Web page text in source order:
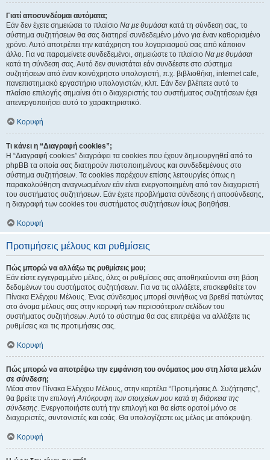
Γιατί αποσυνδέομαι αυτόματα;
Εάν δεν έχετε σημειώσει το πλαίσιο Να με θυμάσαι κατά τη σύνδεση σας, το
σύστημα συζητήσεων θα σας διατηρεί συνδεδεμένο μόνο για έναν καθορισμένο
χρόνο. Αυτό αποτρέπει την κατάχρηση του λογαριασμού σας από κάποιον
άλλο. Για να παραμείνετε συνδεδεμένοι, σημειώστε το πλαίσιο Να με θυμάσαι
κατά τη σύνδεση σας. Αυτό δεν συνιστάται εάν συνδέεστε στο σύστημα
συζητήσεων από έναν κοινόχρηστο υπολογιστή, π.χ. βιβλιοθήκη, internet cafe,
πανεπιστημιακό εργαστήριο υπολογιστών, κλπ. Εάν δεν βλέπετε αυτό το
πλαίσιο επιλογής σημαίνει ότι ο διαχειριστής του συστήματος συζητήσεων έχει
απενεργοποιήσει αυτό το χαρακτηριστικό.
Κορυφή
Τι κάνει η “Διαγραφή cookies”;
Η “Διαγραφή cookies” διαγράφει τα cookies που έχουν δημιουργηθεί από το
phpBB τα οποία σας διατηρούν πιστοποιημένους και συνδεδεμένους στο
σύστημα συζητήσεων. Τα cookies παρέχουν επίσης λειτουργίες όπως η
παρακολούθηση αναγνωσμένων εάν είναι ενεργοποιημένη από τον διαχειριστή
του συστήματος συζητήσεων. Εάν έχετε προβλήματα σύνδεσης ή αποσύνδεσης,
η διαγραφή των cookies του συστήματος συζητήσεων ίσως βοηθήσει.
Κορυφή
Προτιμήσεις μέλους και ρυθμίσεις
Πώς μπορώ να αλλάξω τις ρυθμίσεις μου;
Εάν είστε εγγεγραμμένο μέλος, όλες οι ρυθμίσεις σας αποθηκεύονται στη βάση
δεδομένων του συστήματος συζητήσεων. Για να τις αλλάξετε, επισκεφθείτε τον
Πίνακα Ελέγχου Μέλους. Ένας σύνδεσμος μπορεί συνήθως να βρεθεί πατώντας
στο όνομα μέλους σας στην κορυφή των περισσότερων σελίδων του
συστήματος συζητήσεων. Αυτό το σύστημα θα σας επιτρέψει να αλλάξετε τις
ρυθμίσεις και τις προτιμήσεις σας.
Κορυφή
Πώς μπορώ να αποτρέψω την εμφάνιση του ονόματος μου στη λίστα μελών
σε σύνδεση;
Μέσα στον Πίνακα Ελέγχου Μέλους, στην καρτέλα “Προτιμήσεις Δ. Συζήτησης”,
θα βρείτε την επιλογήΑπόκρυψη των στοιχείων μου κατά τη διάρκεια της
σύνδεσης. Ενεργοποιήστε αυτή την επιλογή και θα είστε ορατοί μόνο σε
διαχειριστές, συντονιστές και εσάς. Θα υπολογίζεστε ως μέλος με απόκρυψη.
Κορυφή